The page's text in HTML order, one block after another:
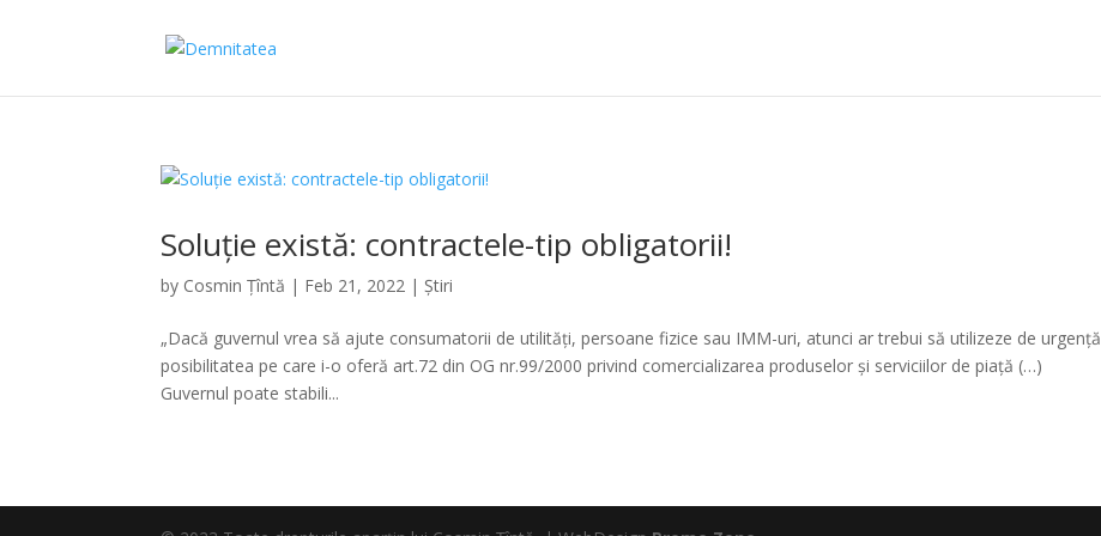
Soluție există: contractele-tip obligatorii!
by Cosmin Țîntă | Feb 21, 2022 |Știri
„Dacă guvernul vrea să ajute consumatorii de utilități, persoane fizice sau IMM-uri, atunci ar trebui să utilizeze de urgență
posibilitatea pe care i-o oferă art.72 din OG nr.99/2000 privind comercializarea produselor și serviciilor de piață (…)
Guvernul poate stabili...